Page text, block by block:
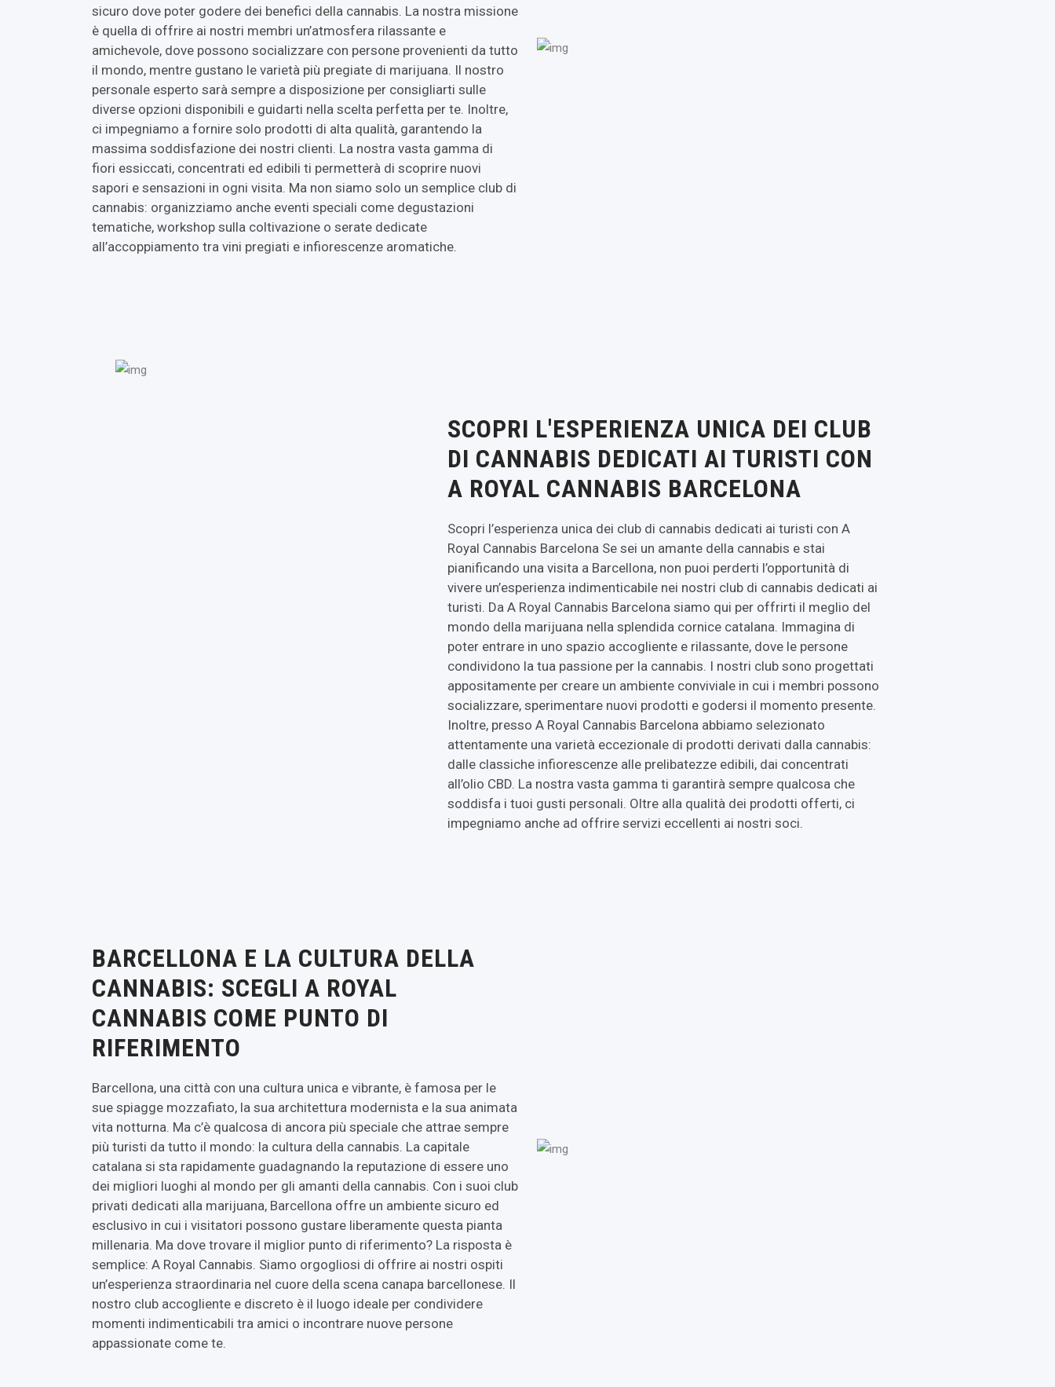
sicuro dove poter godere dei benefici della cannabis. La nostra missione
è quella di offrire ai nostri membri un’atmosfera rilassante e
amichevole, dove possono socializzare con persone provenienti da tutto
il mondo, mentre gustano le varietà più pregiate di marijuana. Il nostro
personale esperto sarà sempre a disposizione per consigliarti sulle
diverse opzioni disponibili e guidarti nella scelta perfetta per te. Inoltre,
ci impegniamo a fornire solo prodotti di alta qualità, garantendo la
massima soddisfazione dei nostri clienti. La nostra vasta gamma di
fiori essiccati, concentrati ed edibili ti permetterà di scoprire nuovi
sapori e sensazioni in ogni visita. Ma non siamo solo un semplice club di
cannabis: organizziamo anche eventi speciali come degustazioni
tematiche, workshop sulla coltivazione o serate dedicate
all’accoppiamento tra vini pregiati e infiorescenze aromatiche.
SCOPRI L'ESPERIENZA UNICA DEI CLUB
DI CANNABIS DEDICATI AI TURISTI CON
A ROYAL CANNABIS BARCELONA
Scopri l’esperienza unica dei club di cannabis dedicati ai turisti con A
Royal Cannabis Barcelona Se sei un amante della cannabis e stai
pianificando una visita a Barcellona, non puoi perderti l’opportunità di
vivere un’esperienza indimenticabile nei nostri club di cannabis dedicati ai
turisti. Da A Royal Cannabis Barcelona siamo qui per offrirti il meglio del
mondo della marijuana nella splendida cornice catalana. Immagina di
poter entrare in uno spazio accogliente e rilassante, dove le persone
condividono la tua passione per la cannabis. I nostri club sono progettati
appositamente per creare un ambiente conviviale in cui i membri possono
socializzare, sperimentare nuovi prodotti e godersi il momento presente.
Inoltre, presso A Royal Cannabis Barcelona abbiamo selezionato
attentamente una varietà eccezionale di prodotti derivati dalla cannabis:
dalle classiche infiorescenze alle prelibatezze edibili, dai concentrati
all’olio CBD. La nostra vasta gamma ti garantirà sempre qualcosa che
soddisfa i tuoi gusti personali. Oltre alla qualità dei prodotti offerti, ci
impegniamo anche ad offrire servizi eccellenti ai nostri soci.
BARCELLONA E LA CULTURA DELLA
CANNABIS: SCEGLI A ROYAL
CANNABIS COME PUNTO DI
RIFERIMENTO
Barcellona, una città con una cultura unica e vibrante, è famosa per le
sue spiagge mozzafiato, la sua architettura modernista e la sua animata
vita notturna. Ma c’è qualcosa di ancora più speciale che attrae sempre
più turisti da tutto il mondo: la cultura della cannabis. La capitale
catalana si sta rapidamente guadagnando la reputazione di essere uno
dei migliori luoghi al mondo per gli amanti della cannabis. Con i suoi club
privati dedicati alla marijuana, Barcellona offre un ambiente sicuro ed
esclusivo in cui i visitatori possono gustare liberamente questa pianta
millenaria. Ma dove trovare il miglior punto di riferimento? La risposta è
semplice: A Royal Cannabis. Siamo orgogliosi di offrire ai nostri ospiti
un’esperienza straordinaria nel cuore della scena canapa barcellonese. Il
nostro club accogliente e discreto è il luogo ideale per condividere
momenti indimenticabili tra amici o incontrare nuove persone
appassionate come te.